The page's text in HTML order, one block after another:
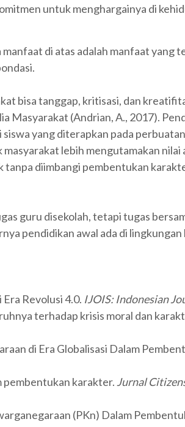
untuk menghargainya di
di atas adalah manfaat yang
bisa tanggap, kritisasi, dan
Masyarakat (Andrian, A., 2017).
yang diterapkan pada
lebih mengutamakan
tanpa diimbangi pembentukan
guru disekolah, tetapi tugas
pendidikan awal ada di lingkungan
Revolusi 4.0. IJOIS: Indonesian
terhadap krisis moral dan
di Era Globalisasi Dalam
pembentukan karakter. Jurnal
(PKn) Dalam